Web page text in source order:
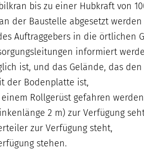
bis zu einer Hubkraft von
der Baustelle abgesetzt werden
Auftraggebers in die örtlichen
informiert
ist, und das Gelände, das
der Bodenplatte ist,
Rollgerüst gefahren
2 m) zur Verfügung
zur Verfügung steht,
stehen.